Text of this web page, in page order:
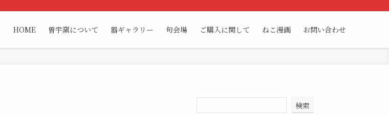
HOME 曽宇窯について 器ギャラリー 句会場 ご購入に関して ねこ漫画 お問い合わせ
検索